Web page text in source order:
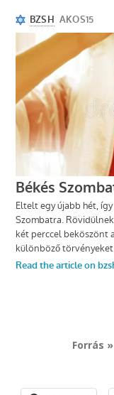
Forrás »